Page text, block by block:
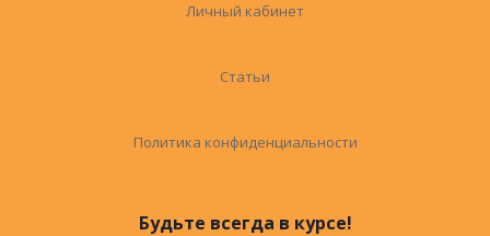
Личный кабинет
Статьи
Политика конфиденциальности
Будьте всегда в курсе!